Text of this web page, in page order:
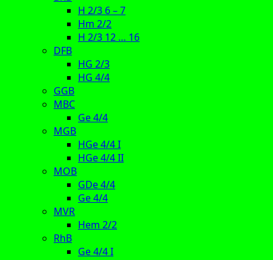
H 2/3 6 – 7
Hm 2/2
H 2/3 12 … 16
DFB
HG 2/3
HG 4/4
GGB
MBC
Ge 4/4
MGB
HGe 4/4 I
HGe 4/4 II
MOB
GDe 4/4
Ge 4/4
MVR
Hem 2/2
RhB
Ge 4/4 I